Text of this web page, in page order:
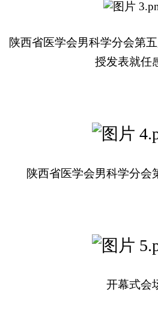
陕西省医学会男科学分会第
授发表就任
陕西省医学会男科学分会
开幕式会